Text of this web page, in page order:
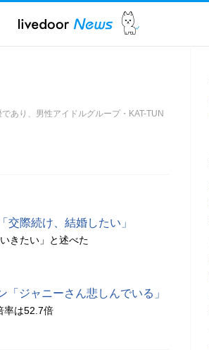
あり、男性アイドルグループ・KAT-TUN
交際続け、結婚したい」
きたい」と述べた
ジャニーさん悲しんでいる」
率は52.7倍